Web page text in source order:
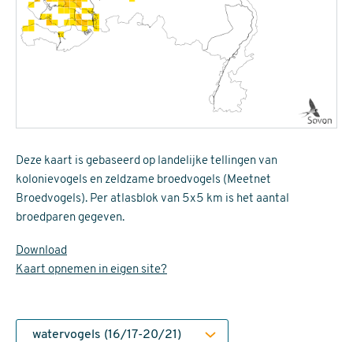
Deze kaart is gebaseerd op landelijke tellingen van
kolonievogels en zeldzame broedvogels (Meetnet
Broedvogels). Per atlasblok van 5x5 km is het aantal
broedparen gegeven.
Download
Kaart opnemen in eigen site?